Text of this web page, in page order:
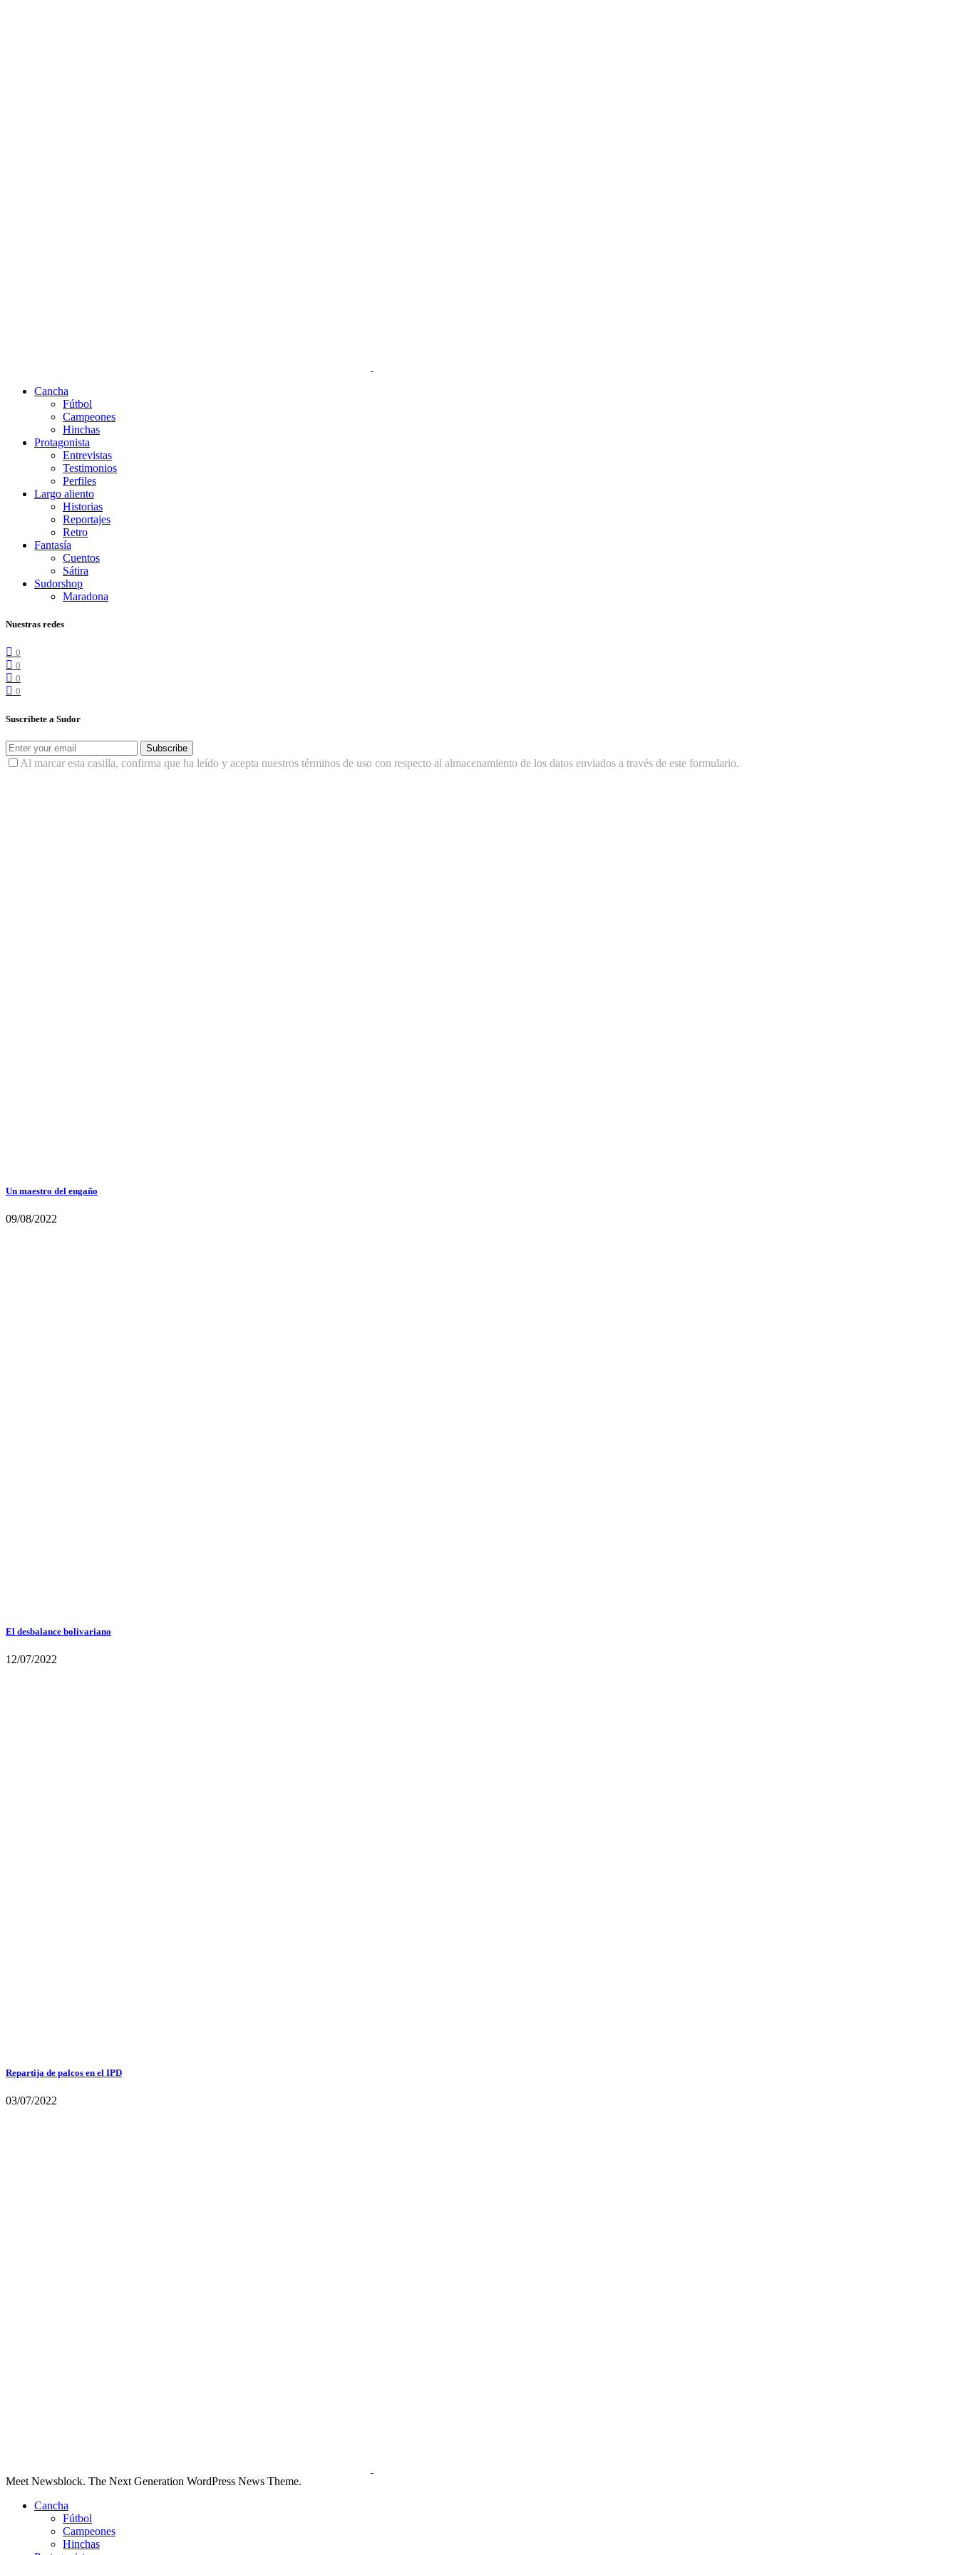
Cancha
Fútbol
Campeones
Hinchas
Protagonista
Entrevistas
Testimonios
Perfiles
Largo aliento
Historias
Reportajes
Retro
Fantasía
Cuentos
Sátira
Sudorshop
Maradona
Nuestras redes
0
0
0
0
Suscríbete a Sudor
Subscribe
Al marcar esta casilla, confirma que ha leído y acepta nuestros términos de uso con respecto al almacenamiento de los datos enviados a través de este formulario.
Un maestro del engaño
09/08/2022
El desbalance bolivariano
12/07/2022
Repartija de palcos en el IPD
03/07/2022
Meet Newsblock. The Next Generation WordPress News Theme.
Cancha
Fútbol
Campeones
Hinchas